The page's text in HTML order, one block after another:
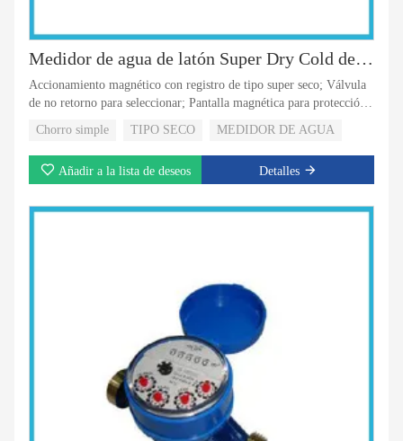
Medidor de agua de latón Super Dry Cold de 5 rodillos de bronce
Accionamiento magnético con registro de tipo super seco; Válvula
de no retorno para seleccionar; Pantalla magnética para protección
rotativo con 5 rodillos;
Chorro simple TIPO SECO MEDIDOR DE AGUA
Añadir a la lista de deseos Detalles